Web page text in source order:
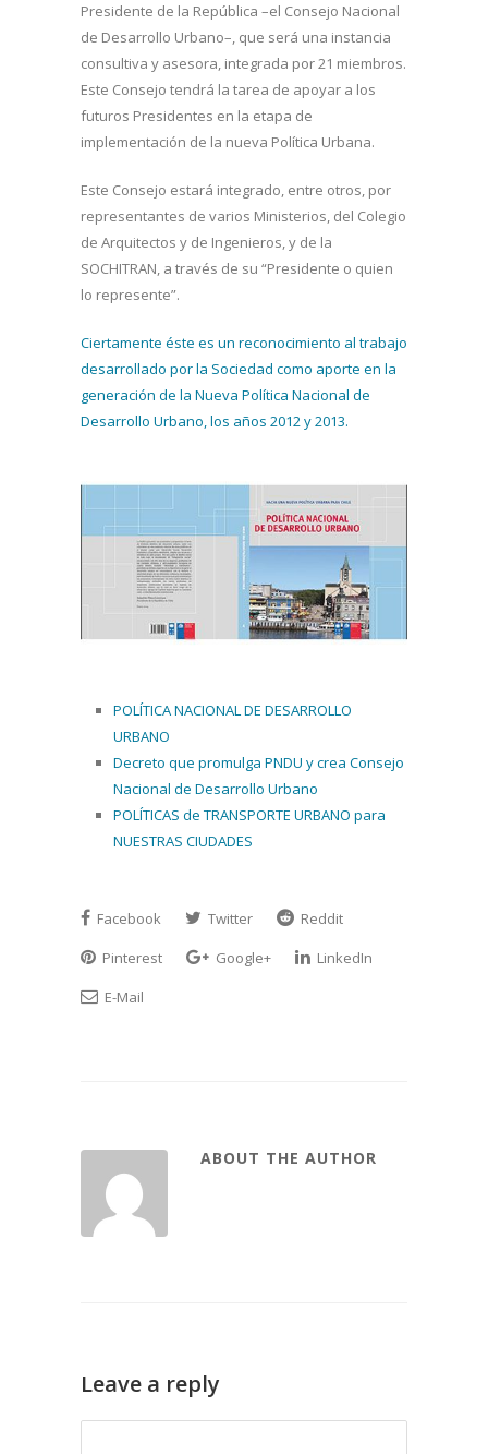
Presidente de la República –el Consejo Nacional
de Desarrollo Urbano–, que será una instancia
consultiva y asesora, integrada por 21 miembros.
Este Consejo tendrá la tarea de apoyar a los
futuros Presidentes en la etapa de
implementación de la nueva Política Urbana.
Este Consejo estará integrado, entre otros, por
representantes de varios Ministerios, del Colegio
de Arquitectos y de Ingenieros, y de la
SOCHITRAN, a través de su “Presidente o quien
lo represente”.
Ciertamente éste es un reconocimiento al trabajo
desarrollado por la Sociedad como aporte en la
generación de la Nueva Política Nacional de
Desarrollo Urbano, los años 2012 y 2013.
POLÍTICA NACIONAL DE DESARROLLO
URBANO
Decreto que promulga PNDU y crea Consejo
Nacional de Desarrollo Urbano
POLÍTICAS de TRANSPORTE URBANO para
NUESTRAS CIUDADES
Facebook Twitter
Reddit
Pinterest
Google+
LinkedIn
E-Mail
ABOUT THE AUTHOR
Leave a reply